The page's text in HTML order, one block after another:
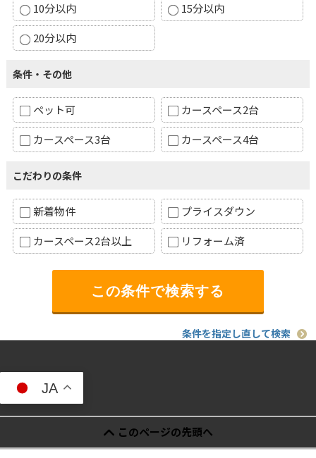
10分以内
15分以内
20分以内
条件・その他
ペット可
カースペース2台
カースペース3台
カースペース4台
こだわりの条件
新着物件
プライスダウン
カースペース2台以上
リフォーム済
条件を指定し直して検索
JA
このページの先頭へ